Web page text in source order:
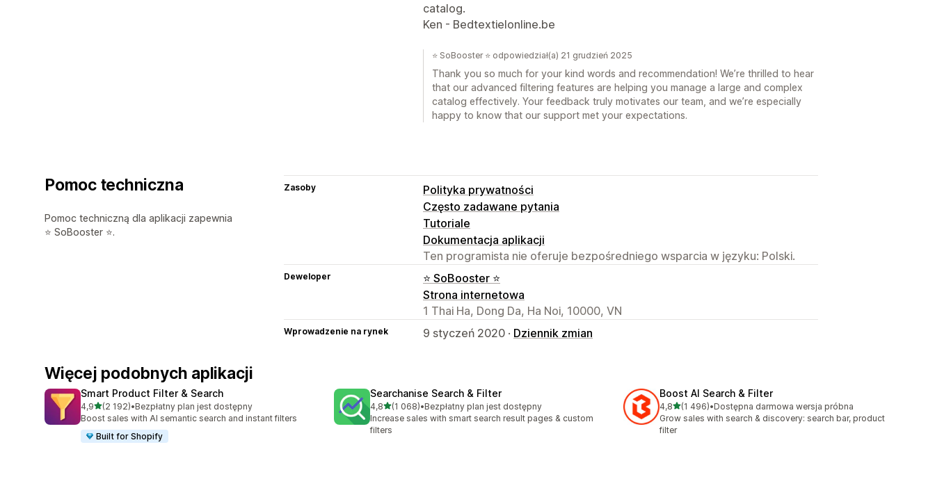
catalog.
Ken - Bedtextielonline.be
⭐ SoBooster ⭐ odpowiedział(a) 21 grudzień 2025
Thank you so much for your kind words and recommendation! We’re thrilled to hear
that our advanced filtering features are helping you manage a large and complex
catalog effectively. Your feedback truly motivates our team, and we’re especially
happy to know that our support met your expectations.
Pomoc techniczna
Pomoc techniczną dla aplikacji zapewnia
⭐ SoBooster ⭐.
Zasoby
Polityka prywatności
Często zadawane pytania
Tutoriale
Dokumentacja aplikacji
Ten programista nie oferuje bezpośredniego wsparcia w języku: Polski.
Deweloper
⭐ SoBooster ⭐
Strona internetowa
1 Thai Ha, Dong Da, Ha Noi, 10000, VN
Wprowadzenie na rynek 9 styczeń 2020 · Dziennik zmian
Więcej podobnych aplikacji
Smart Product Filter & Search
4,9na 5 gwiazdek
(2 192)
Łączna liczba recenzji: 2192
•Bezpłatny plan jest dostępny
Boost sales with AI semantic search and instant filters
Built for Shopify
Searchanise Search & Filter
4,8na 5 gwiazdek
(1 068)
Łączna liczba recenzji: 1068
•Bezpłatny plan jest dostępny
Increase sales with smart search result pages & custom
filters
Boost AI Search & Filter
4,8na 5 gwiazdek
(1 496)
Łączna liczba recenzji: 1496
•Dostępna darmowa wersja próbna
Grow sales with search & discovery: search bar, product
filter